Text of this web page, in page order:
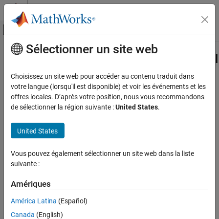
Passer au contenu
Activer/désactiver l'affichage du menu
Accueil de la documentation
Embedded Coder
Deployment, Integration, and Supported
Hardware
BeagleBone Black
Generate Code and Deploy the Model to the
ON THIS PAGE
See Also
Contenu principal
Generate Code and Deploy the Model
to the Hardware
Step 7 of 7 inCreate a Digital Write Block
5
In the Simulink Editor from theSimulationtab, select
Prepare >Model Settings
Sélectionner un site web
Choisissez un site web pour accéder au contenu traduit dans
votre langue (lorsqu'il est disponible) et voir les événements et les
offres locales. D’après votre position, nous vous recommandons
de sélectionner la région suivante :United States.
United States
Vous pouvez également sélectionner un site web dans la liste
suivante :
Amériques
América Latina (Español)
Canada (English)